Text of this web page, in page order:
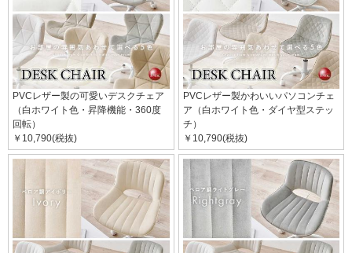
PVCレザー製の可愛いデスクチェア
（白ホワイト色・昇降機能・360度
回転）
￥10,790(税抜)
PVCレザー製かわいいパソコンチェ
ア（白ホワイト色・ダイヤ型ステッ
チ）
￥10,790(税抜)